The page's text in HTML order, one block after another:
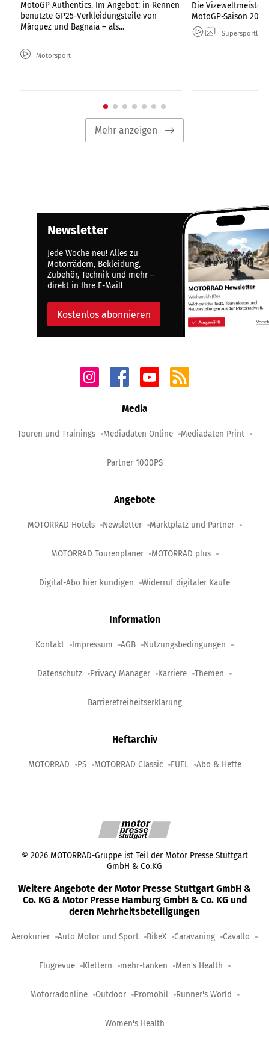
MotoGP Authentics. Im Angebot: in Rennen
benutzte GP25-Verkleidungsteile von
Márquez und Bagnaia – als...
Motorsport
Die
MotoGP-Saison
Supersportler
Mehr anzeigen
Newsletter
Jede Woche neu! Alles zu
Motorrädern, Bekleidung,
Zubehör, Technik und mehr –
direkt in Ihre E-Mail!
Kostenlos abonnieren
Media
Touren und Trainings Mediadaten Online Mediadaten Print
Partner 1000PS
Angebote
MOTORRAD Hotels Newsletter Marktplatz und Partner
MOTORRAD Tourenplaner MOTORRAD plus
Digital-Abo hier kündigen Widerruf digitaler Käufe
Information
Kontakt Impressum AGB Nutzungsbedingungen
Datenschutz Privacy Manager Karriere Themen
Barrierefreiheitserklärung
Heftarchiv
MOTORRAD PS MOTORRAD Classic FUEL Abo & Hefte
© 2026 MOTORRAD-Gruppe ist Teil der Motor Presse Stuttgart
GmbH & Co.KG
Weitere Angebote der Motor Presse Stuttgart GmbH &
Co. KG & Motor Presse Hamburg GmbH & Co. KG und
deren Mehrheitsbeteiligungen
Aerokurier Auto Motor und Sport BikeX Caravaning Cavallo
Flugrevue Klettern mehr-tanken Men's Health
Motorradonline Outdoor Promobil Runner's World
Women's Health